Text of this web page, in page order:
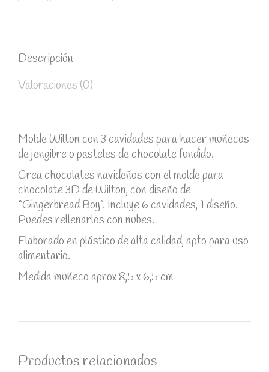
Descripción
Valoraciones (0)
Molde Wilton con 3 cavidades para hacer muñecos
de jengibre o pasteles de chocolate fundido.
Crea chocolates navideños con el molde para
chocolate 3D de Wilton, con diseño de
“Gingerbread Boy”. Incluye 6 cavidades, 1 diseño.
Puedes rellenarlos con nubes.
Elaborado en plástico de alta calidad, apto para uso
alimentario.
Medida muñeco aprox 8,5 x 6,5 cm
Productos relacionados